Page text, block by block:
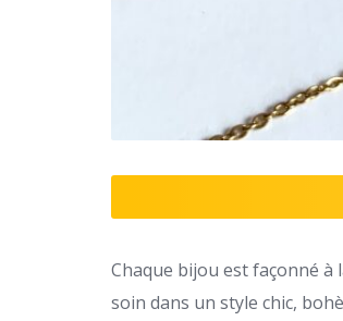
Chaque bijou est façonné à
soin dans un style chic,